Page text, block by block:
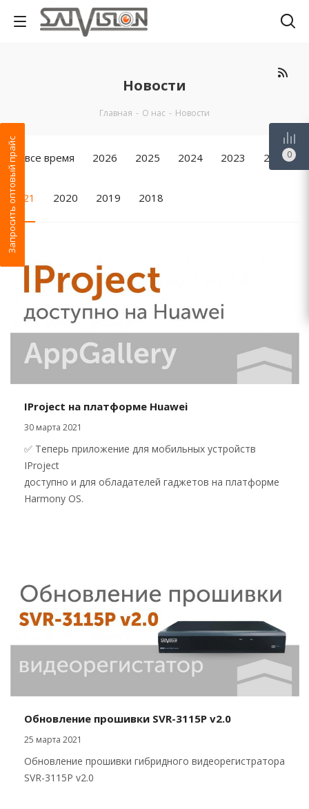
Новости
Главная - О нас - Новости
За все время 2026 2025 2024 2023 2022
2021 2020 2019 2018
IProject на платформе Huawei
30 марта 2021
✅ Теперь приложение для мобильных устройств
IProject
доступно и для обладателей гаджетов на платформе
Harmony OS.
Обновление прошивки SVR-3115P v2.0
25 марта 2021
Обновление прошивки гибридного видеорегистратора
SVR-3115P v2.0
Запросить оптовый прайс 0